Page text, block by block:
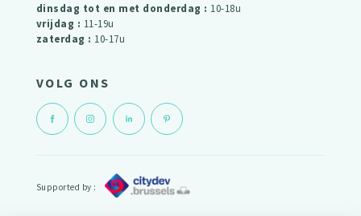
dinsdag tot en met donderdag : 10-18u
vrijdag : 11-19u
zaterdag : 10-17u
VOLG ONS
Supported by :